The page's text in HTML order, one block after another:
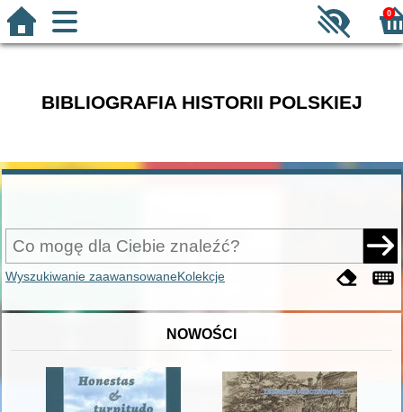
0
BIBLIOGRAFIA HISTORII POLSKIEJ
Wyszukiwanie zaawansowaneKolekcje
NOWOŚCI